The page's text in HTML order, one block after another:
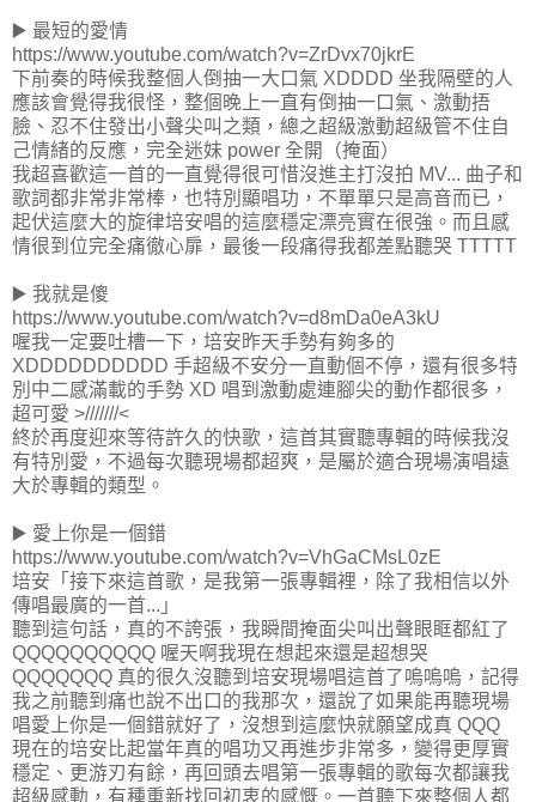
▶️ 最短的愛情
https://www.youtube.com/watch?v=ZrDvx70jkrE
下前奏的時候我整個人倒抽一大口氣 XDDDD 坐我隔壁的人
應該會覺得我很怪，整個晚上一直有倒抽一口氣、激動捂
臉、忍不住發出小聲尖叫之類，總之超級激動超級管不住自
己情緒的反應，完全迷妹 power 全開（掩面）
我超喜歡這一首的一直覺得很可惜沒進主打沒拍 MV... 曲子和
歌詞都非常非常棒，也特別顯唱功，不單單只是高音而已，
起伏這麼大的旋律培安唱的這麼穩定漂亮實在很強。而且感
情很到位完全痛徹心扉，最後一段痛得我都差點聽哭 TTTTT
▶️ 我就是傻
https://www.youtube.com/watch?v=d8mDa0eA3kU
喔我一定要吐槽一下，培安昨天手勢有夠多的
XDDDDDDDDDD 手超級不安分一直動個不停，還有很多特
別中二感滿載的手勢 XD 唱到激動處連腳尖的動作都很多，
超可愛 >///////<
終於再度迎來等待許久的快歌，這首其實聽專輯的時候我沒
有特別愛，不過每次聽現場都超爽，是屬於適合現場演唱遠
大於專輯的類型。
▶️ 愛上你是一個錯
https://www.youtube.com/watch?v=VhGaCMsL0zE
培安「接下來這首歌，是我第一張專輯裡，除了我相信以外
傳唱最廣的一首...」
聽到這句話，真的不誇張，我瞬間掩面尖叫出聲眼眶都紅了
QQQQQQQQQQ 喔天啊我現在想起來還是超想哭
QQQQQQQ 真的很久沒聽到培安現場唱這首了嗚嗚嗚，記得
我之前聽到痛也說不出口的我那次，還說了如果能再聽現場
唱愛上你是一個錯就好了，沒想到這麼快就願望成真 QQQ
現在的培安比起當年真的唱功又再進步非常多，變得更厚實
穩定、更游刃有餘，再回頭去唱第一張專輯的歌每次都讓我
超級感動，有種重新找回初衷的感慨。一首聽下來整個人都